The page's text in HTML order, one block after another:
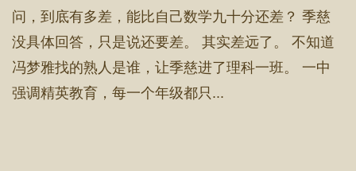
问，到底有多差，能比自己数学九十分还差？ 季慈
没具体回答，只是说还要差。 其实差远了。 不知道
冯梦雅找的熟人是谁，让季慈进了理科一班。 一中
强调精英教育，每一个年级都只...